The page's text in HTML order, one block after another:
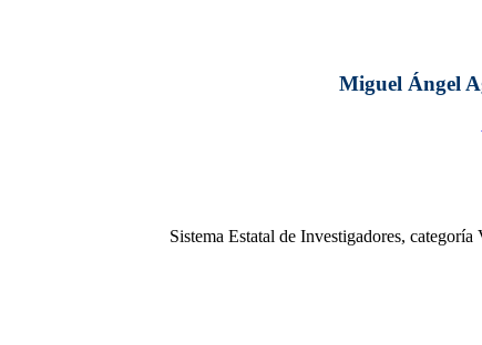
Miguel Ángel
Sistema Estatal de Investigadores,